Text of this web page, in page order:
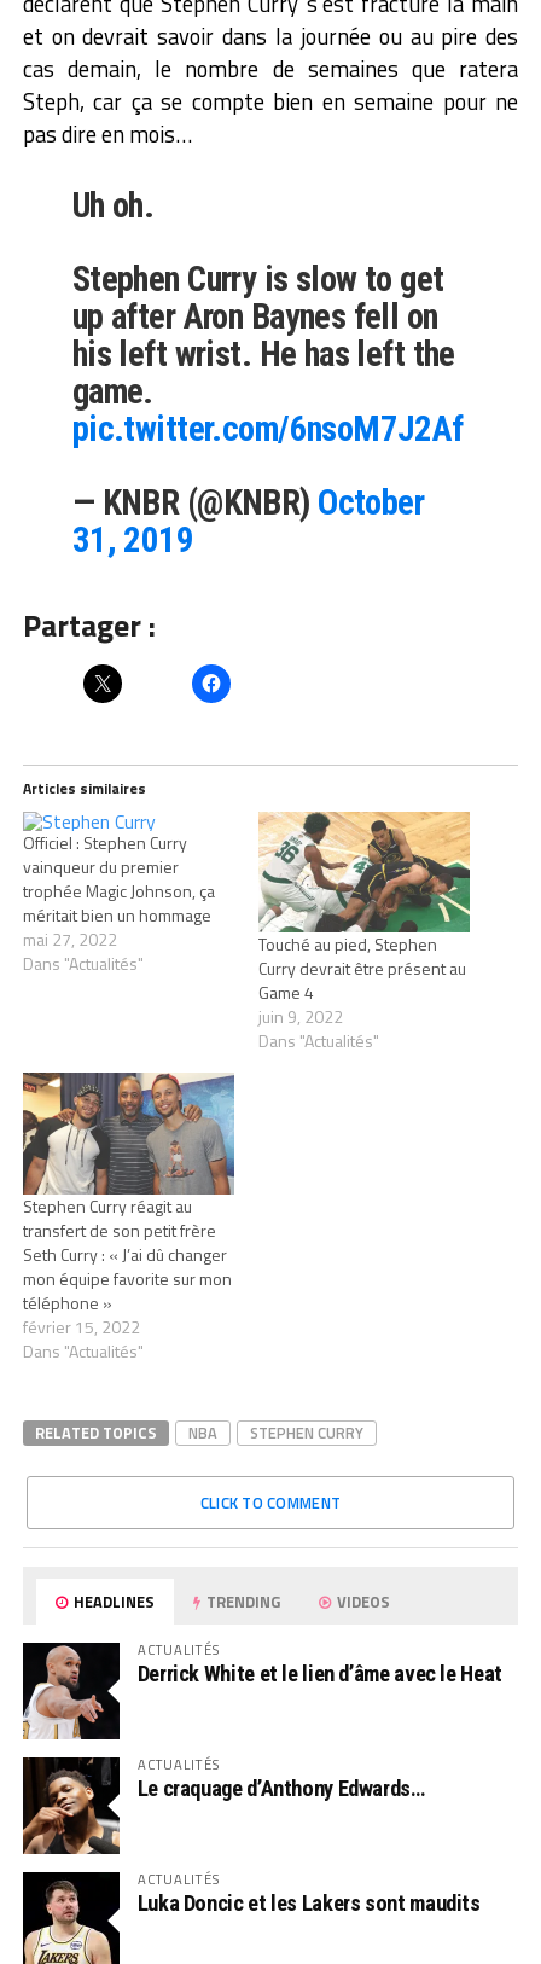
et on devrait savoir dans la journée ou au pire des
cas demain, le nombre de semaines que ratera
Steph, car ça se compte bien en semaine pour ne
pas dire en mois…
Uh oh.
Stephen Curry is slow to get
up after Aron Baynes fell on
his left wrist. He has left the
game.
pic.twitter.com/6nsoM7J2Af
— KNBR (@KNBR) October
31, 2019
Partager :
Articles similaires
Officiel : Stephen Curry
vainqueur du premier
trophée Magic Johnson, ça
méritait bien un hommage
mai 27, 2022
Dans "Actualités"
Touché au pied, Stephen
Curry devrait être présent au
Game 4
juin 9, 2022
Dans "Actualités"
Stephen Curry réagit au
transfert de son petit frère
Seth Curry : « J’ai dû changer
mon équipe favorite sur mon
téléphone »
février 15, 2022
Dans "Actualités"
RELATED TOPICS NBA STEPHEN CURRY
CLICK TO COMMENT
HEADLINES TRENDING VIDEOS
ACTUALITÉS
Derrick White et le lien d’âme avec le Heat
ACTUALITÉS
Le craquage d’Anthony Edwards…
ACTUALITÉS
Luka Doncic et les Lakers sont maudits